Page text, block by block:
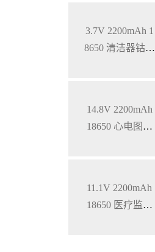
3.7V 2200mAh 1
8650 清洁器钴酸
14.8V 2200mAh
18650 心电图机
11.1V 2200mAh
18650 医疗监护